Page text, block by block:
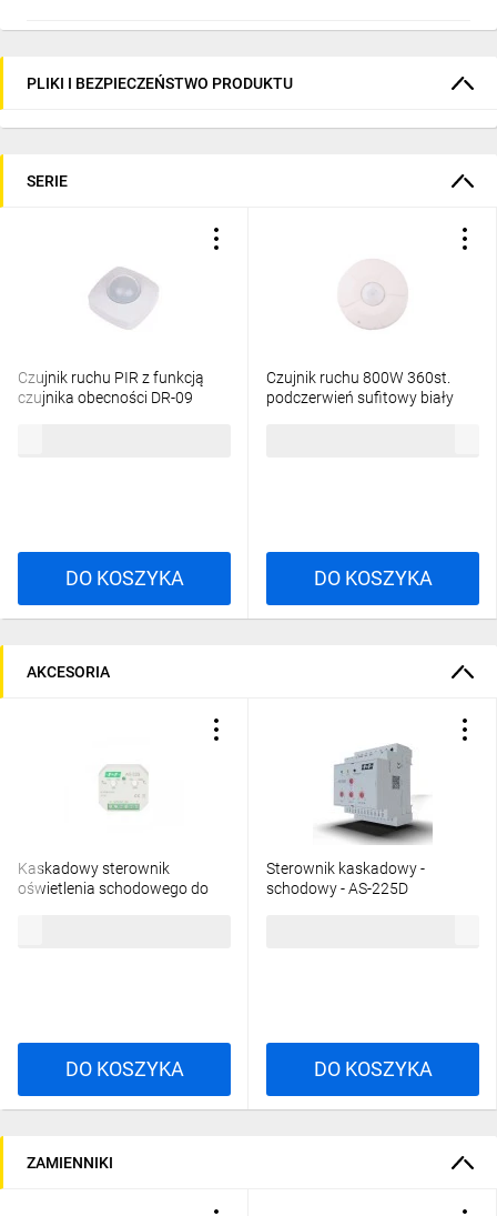
PLIKI I BEZPIECZEŃSTWO PRODUKTU
SERIE
Czujnik ruchu PIR z funkcją
czujnika obecności DR-09
DO KOSZYKA
Czujnik ruchu 800W 360st.
podczerwień sufitowy biały
DO KOSZYKA
AKCESORIA
Kaskadowy sterownik
oświetlenia schodowego do
DO KOSZYKA
Sterownik kaskadowy -
schodowy - AS-225D
DO KOSZYKA
ZAMIENNIKI